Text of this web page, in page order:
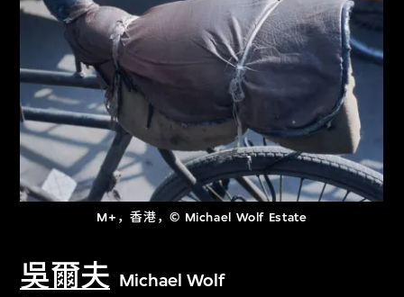
M+，香港，© Michael Wolf Estate
吳爾夫 Michael Wolf
进一步筛选 搜索
关于M+藏品
探索世界顶级的二十及二十一世纪视觉